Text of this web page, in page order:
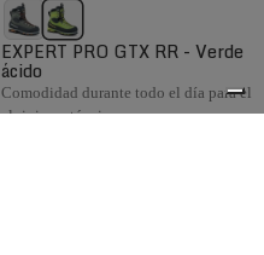
EXPERT PRO GTX RR - Verde
ácido
Comodidad durante todo el día para el
alpinismo técnico